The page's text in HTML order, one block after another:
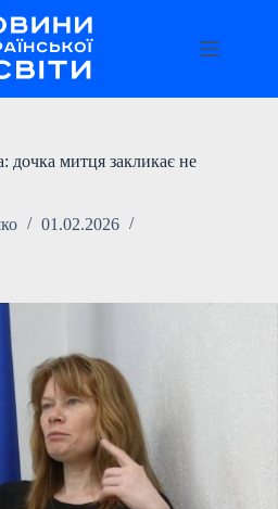
дочка митця закликає не
01.02.2026